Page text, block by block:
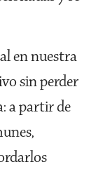
en nuestra
sin perder
a partir de